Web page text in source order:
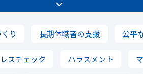
り 長期休職者の支援 公平
スチェック ハラスメント